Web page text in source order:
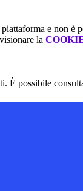
e non è
la
È possibile